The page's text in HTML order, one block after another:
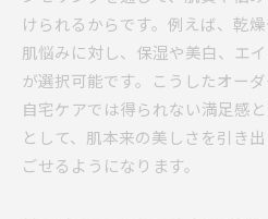
けられるからです。例えば、乾
肌悩みに対し、保湿や美白、エ
が選択可能です。こうしたオー
自宅ケアでは得られない満足感
として、肌本来の美しさを引き
ごせるようになります。